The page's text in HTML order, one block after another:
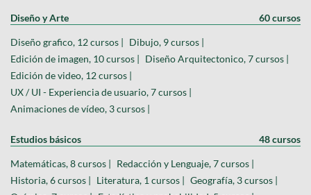
Diseño y Arte 60 cursos
Diseño grafico, 12 cursos | Dibujo, 9 cursos |
Edición de imagen, 10 cursos | Diseño Arquitectonico, 7 cursos |
Edición de video, 12 cursos |
UX / UI - Experiencia de usuario, 7 cursos |
Animaciones de vídeo, 3 cursos |
Estudios básicos 48 cursos
Matemáticas, 8 cursos | Redacción y Lenguaje, 7 cursos |
Historia, 6 cursos | Literatura, 1 cursos | Geografía, 3 cursos |